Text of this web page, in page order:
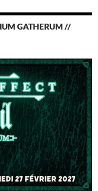
GATHERUM //